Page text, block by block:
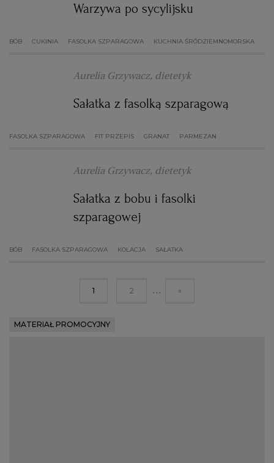
Warzywa po sycylijsku
BÓB CUKINIA FASOLKA SZPARAGOWA KUCHNIA ŚRÓDZIEMNOMORSKA
Aurelia Grzywacz, dietetyk
Sałatka z fasolką szparagową
FASOLKA SZPARAGOWA FIT PRZEPIS GRANAT PARMEZAN
Aurelia Grzywacz, dietetyk
Sałatka z bobu i fasolki
szparagowej
BÓB FASOLKA SZPARAGOWA KOLACJA SAŁATKA
1 2 ... »
MATERIAŁ PROMOCYJNY